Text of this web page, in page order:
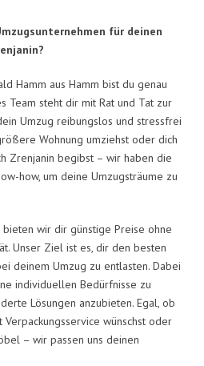
für deinen
Hamm aus Hamm bist du genau
Team steht dir mit Rat und Tat zur
Umzug reibungslos und stressfrei
Wohnung umziehst oder dich
Zrenjanin begibst – wir haben die
how, um deine Umzugsträume zu
wir dir günstige Preise ohne
Unser Ziel ist es, dir den besten
deinem Umzug zu entlasten. Dabei
individuellen Bedürfnisse zu
Lösungen anzubieten. Egal, ob
wünschst oder
– wir passen uns deinen